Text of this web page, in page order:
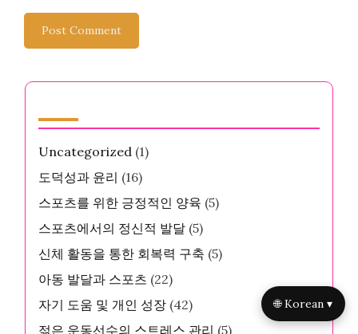
Uncategorized (1)
도덕성과 윤리 (16)
스포츠를 위한 긍정적인 양육 (5)
스포츠에서의 정신적 발달 (5)
신체 활동을 통한 회복력 구축 (5)
아동 발달과 스포츠 (22)
자기 도움 및 개인 성장 (42)
젊은 운동선수의 스트레스 관리 (5)
🌐 Korean ▾